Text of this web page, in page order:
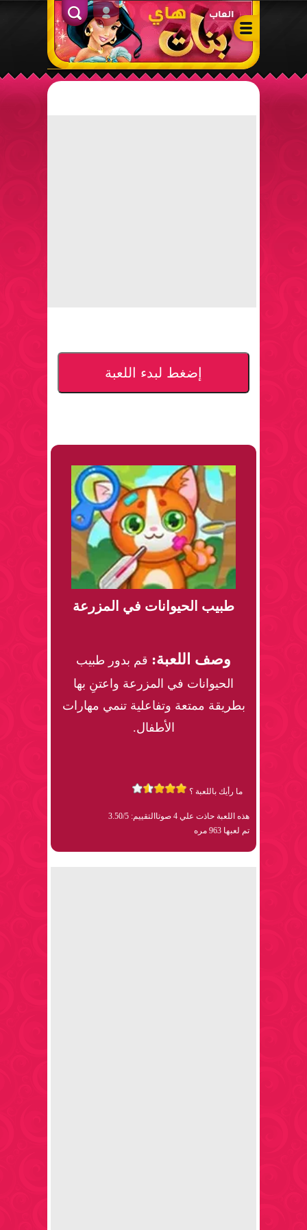
ألعاب بنات هاي – أفضل ألعاب تلبيس، مكياج، طبخ وأنشطة ممتعة
الدخول
إضغط لبدء اللعبة
طبيب الحيوانات في المزرعة
وصف اللعبة: قم بدور طبيب
الحيوانات في المزرعة واعتنِ بها
بطريقة ممتعة وتفاعلية تنمي مهارات
الأطفال.
ما رأيك باللعبة ؟
هذه اللعبة حاذت علي 4 صوتا
التقييم: 3.50/5
تم لعبها 963 مره